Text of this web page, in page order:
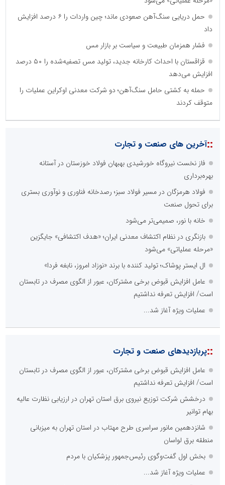
حمل دریایی سنگ‌آهن صعودی ماند؛ چین واردات را ۶ درصد افزایش
داد
فشار همزمان طبیعت و سیاست بر بازار مس
قزاقستان با احداث کارخانه جدید، تولید مس تصفیه‌شده را ۵۰ درصد
افزایش می‌دهد
حمله به کشتی حامل سنگ‌آهن؛ دو شرکت معدنی اوکراین عملیات را
متوقف کردند
::آخرین های صنعت و تجارت
فاز نخست نیروگاه خورشیدی بهبهان فولاد خوزستان در آستانه
بهره‌برداری
فولاد هرمزگان در مسیر فولاد سبز؛ رصدخانه فناوری و نوآوری بستری
برای تحول صنعت
خانه با نور، صمیمی‌تر می‌شود
بازنگری در نظام اکتشاف معدنی ایران؛ «هدف اکتشافی» جایگزین
«مرحله عملیاتی» می‌شود
ال ایستر پوشاک؛ تولید کننده با برند «نوزاد امروز، نابغه فردا»
عامل افزایش قبوض برخی مشترکان، عبور از الگوی مصرف در تابستان
است/ افزایش تعرفه نداشتیم
عملیات ویژه آغاز شد...
::پربازدیدهای صنعت و تجارت
عامل افزایش قبوض برخی مشترکان، عبور از الگوی مصرف در تابستان
است/ افزایش تعرفه نداشتیم
درخشش شرکت توزیع نیروی برق استان تهران در ارزیابی نظارت عالیه
بهام توانیر
شانزدهمین مانور سراسری طرح مهتاب در استان تهران به میزبانی
منطقه برق لواسان
بخش اول گفت‌وگوی رئیس‌جمهور پزشکیان با مردم
عملیات ویژه آغاز شد...